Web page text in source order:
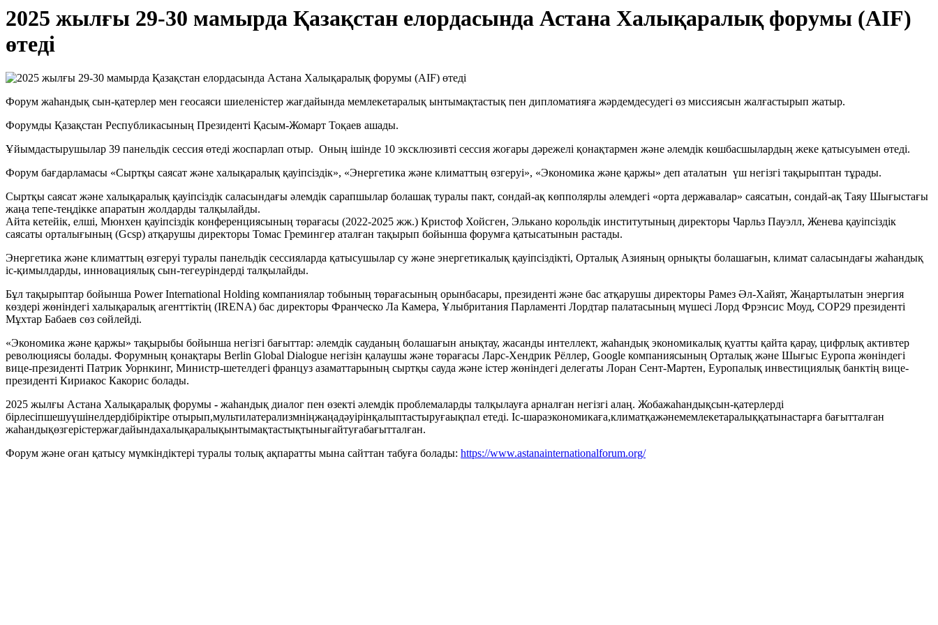
2025 жылғы 29-30 мамырда Қазақстан елордасында Астана Халықаралық форумы (AIF)
өтеді
Форум жаһандық сын-қатерлер мен геосаяси шиеленістер жағдайында мемлекетаралық ынтымақтастық пен дипломатияға жәрдемдесудегі өз миссиясын жалғастырып жатыр.
Форумды Қазақстан Республикасының Президенті Қасым-Жомарт Тоқаев ашады.
Ұйымдастырушылар 39 панельдік сессия өтеді жоспарлап отыр. Оның ішінде 10 эксклюзивті сессия жоғары дәрежелі қонақтармен және әлемдік көшбасшылардың жеке қатысуымен өтеді.
Форум бағдарламасы «Сыртқы саясат және халықаралық қауіпсіздік», «Энергетика және климаттың өзгеруі», «Экономика және қаржы» деп аталатын үш негізгі тақырыптан тұрады.
Сыртқы саясат және халықаралық қауіпсіздік саласындағы әлемдік сарапшылар болашақ туралы пакт, сондай-ақ көпполярлы әлемдегі «орта державалар» саясатын, сондай-ақ Таяу Шығыстағы
жаңа тепе-теңдікке апаратын жолдарды талқылайды.
Айта кетейік, елші, Мюнхен қауіпсіздік конференциясының төрағасы (2022-2025 жж.) Кристоф Хойсген, Элькано корольдік институтының директоры Чарльз Пауэлл, Женева қауіпсіздік
саясаты орталығының (Gcsp) атқарушы директоры Томас Гремингер аталған тақырып бойынша форумға қатысатынын растады.
Энергетика және климаттың өзгеруі туралы панельдік сессияларда қатысушылар су және энергетикалық қауіпсіздікті, Орталық Азияның орнықты болашағын, климат саласындағы жаһандық
іс-қимылдарды, инновациялық сын-тегеуріндерді талқылайды.
Бұл тақырыптар бойынша Power International Holding компаниялар тобының төрағасының орынбасары, президенті және бас атқарушы директоры Рамез Әл-Хайят, Жаңартылатын энергия
көздері жөніндегі халықаралық агенттіктің (IRENA) бас директоры Франческо Ла Камера, Ұлыбритания Парламенті Лордтар палатасының мүшесі Лорд Фрэнсис Моуд, СОР29 президенті
Мұхтар Бабаев сөз сөйлейді.
«Экономика және қаржы» тақырыбы бойынша негізгі бағыттар: әлемдік сауданың болашағын анықтау, жасанды интеллект, жаһандық экономикалық қуатты қайта қарау, цифрлық активтер
революциясы болады. Форумның қонақтары Berlin Global Dialogue негізін қалаушы және төрағасы Ларс-Хендрик Рёллер, Google компаниясының Орталық және Шығыс Еуропа жөніндегі
вице-президенті Патрик Уорнкинг, Министр-шетелдегі француз азаматтарының сыртқы сауда және істер жөніндегі делегаты Лоран Сент-Мартен, Еуропалық инвестициялық банктің вице-
президенті Кириакос Какорис болады.
2025 жылғы Астана Халықаралық форумы - жаһандық диалог пен өзекті әлемдік проблемаларды талқылауға арналған негізгі алаң. Жобажаһандықсын-қатерлерді
бірлесіпшешуүшінелдердібіріктіре отырып,мультилатерализмніңжаңадәуірінқалыптастыруғаықпал етеді. Іс-шараэкономикаға,климатқажәнемемлекетаралыққатынастарға бағытталған
жаһандықөзгерістержағдайындахалықаралықынтымақтастықтынығайтуғабағытталған.
Форум және оған қатысу мүмкіндіктері туралы толық ақпаратты мына сайттан табуға болады: https://www.astanainternationalforum.org/